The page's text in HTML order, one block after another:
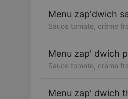
Menu zap'dwich
Sauce tomate, crème
Menu zap' dwich
Sauce tomate, crème
Menu zap' dwich